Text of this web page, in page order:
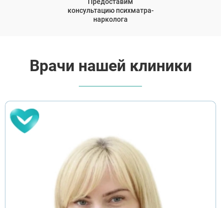
Предоставим
консультацию психматра-
нарколога
Врачи нашей клиники
ВЫБРАТЬ ГОРОД
Видное
Балашиха
Воскресенск
Долгопрудный
Ивантеевка
Красногорск